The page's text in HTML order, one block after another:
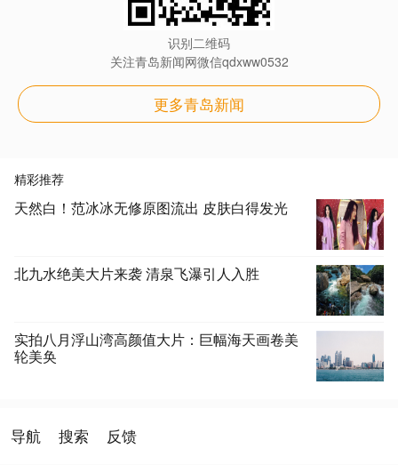
识别二维码
关注青岛新闻网微信qdxww0532
更多青岛新闻
精彩推荐
天然白！范冰冰无修原图流出 皮肤白得发光
北九水绝美大片来袭 清泉飞瀑引人入胜
实拍八月浮山湾高颜值大片：巨幅海天画卷美
轮美奂
导航 搜索 反馈